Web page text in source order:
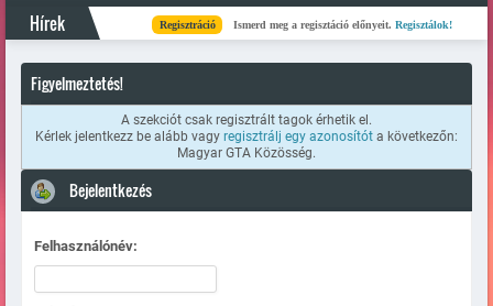
Hírek Regisztráció Ismerd meg a regisztáció előnyeit.Regisztálok!
Figyelmeztetés!
A szekciót csak regisztrált tagok érhetik el.
Kérlek jelentkezz be alább vagy regisztrálj egy azonosítót a következőn:
Magyar GTA Közösség.
Bejelentkezés
Felhasználónév: